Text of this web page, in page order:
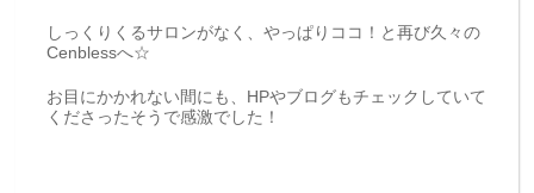
しっくりくるサロンがなく、やっぱりココ！と再び久々の
Cenblessへ☆
お目にかかれない間にも、HPやブログもチェックしていて
くださったそうで感激でした！